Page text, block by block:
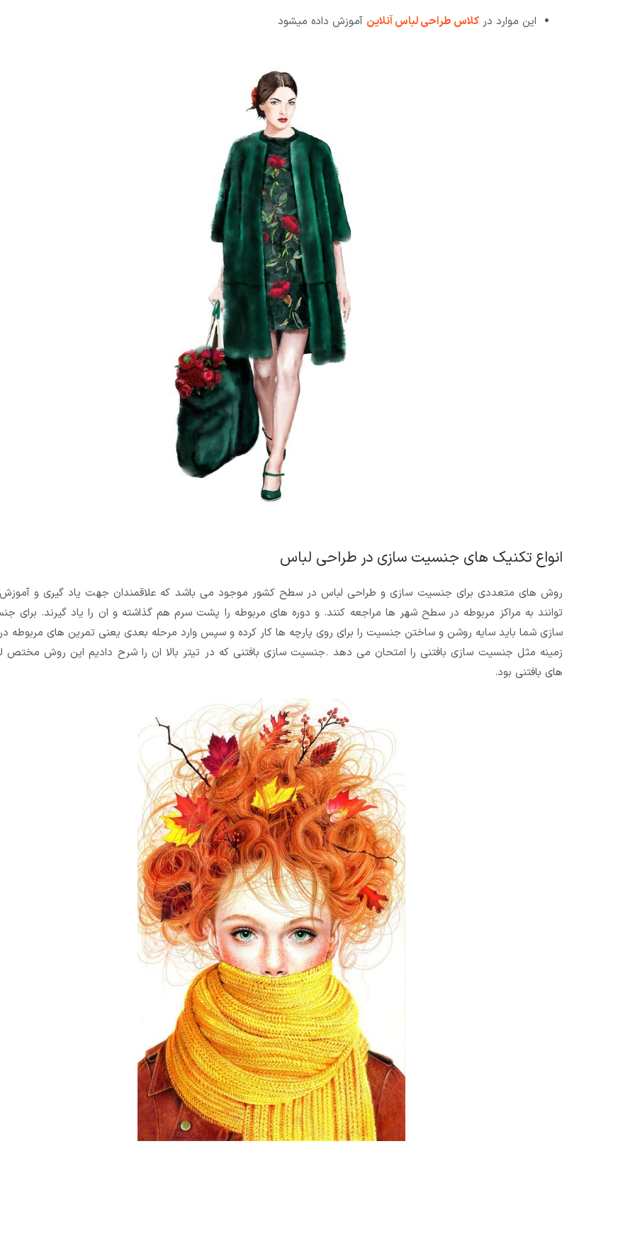
این موارد درکلاس طراحی لباس آنلاین آموزش داده میشود
انواع تکنیک های جنسیت سازی در طراحی لباس
روش های متعددی برای جنسیت سازی و طراحی لباس در سطح کشور موجود می باشد که علاقمندان جهت یاد گیری و
توانند به مراکز مربوطه در سطح شهر ها مراجعه کنند. و دوره های مربوطه را پشت سرم هم گذاشته و ان را یاد گیرند. برای
سازی شما باید سایه روشن و ساختن جنسیت را برای روی پارچه ها کار کرده و سپس وارد مرحله بعدی یعنی تمرین های مربوطه
زمینه مثل جنسیت سازی بافتنی را امتحان می دهد .جنسیت سازی بافتنی که در تیتر بالا ان را شرح دادیم این روش مختص
های بافتنی بود.